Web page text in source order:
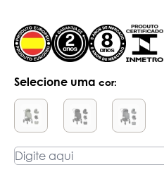
Selecione uma cor: